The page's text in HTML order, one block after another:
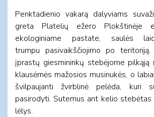
Penktadienio vakarą dalyviams
greta Platelių ežero Plokštinėje
ekologiniame pastate, saulės
trumpu pasivaikščiojimo po
įprastų giesmininkų stebėjome pilkąją
klausėmės mažosios musinukės, o
švilpaujanti žvirblinė pelėda, kuri
pasirodyti. Sutemus ant kelio stebėtas
lėlys.